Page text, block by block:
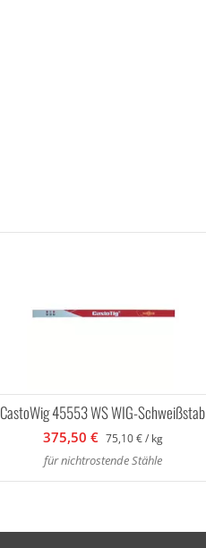
CastoWig 45553 WS WIG-Schweißstab
375,50 € 75,10 € / kg
für nichtrostende Stähle